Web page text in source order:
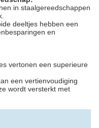
in staalgereedschappen
deeltjes hebben een
en
vertonen een superieure
een vertienvoudiging
wordt versterkt met